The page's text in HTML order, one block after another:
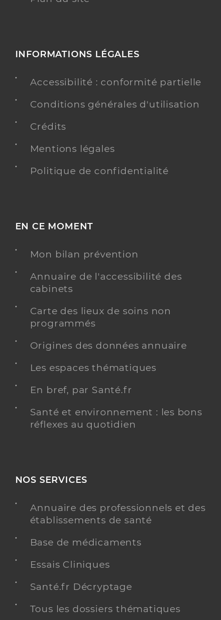
INFORMATIONS LÉGALES
Accessibilité : conformité partielle
Conditions générales d'utilisation
Crédits
Mentions légales
Politique de confidentialité
EN CE MOMENT
Mon bilan prévention
Annuaire de l'accessibilité des
cabinets
Carte des lieux de soins non
programmés
Origines des données annuaire
Les espaces thématiques
En bref, par Santé.fr
Santé et environnement : les bons
réflexes au quotidien
NOS SERVICES
Annuaire des professionnels et des
établissements de santé
Base de médicaments
Essais Cliniques
Santé.fr Décryptage
Tous les dossiers thématiques